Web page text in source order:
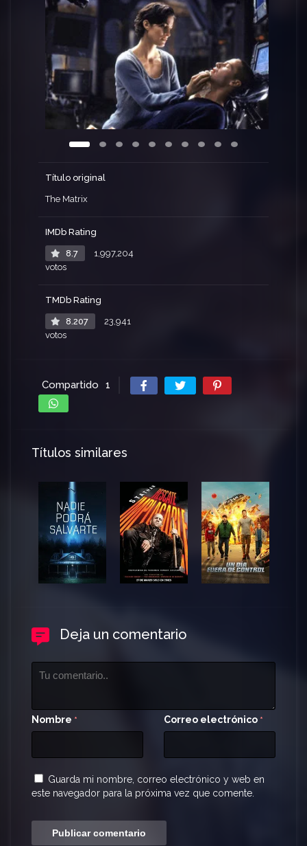
descubrir la respuesta a la pregunta que no le
deja dormir: ¿qué es Matrix?
Título original
The Matrix
IMDb Rating
8.7
1,997,204
votos
TMDb Rating
8.207
23,941
votos
Compartido 1
Títulos similares
Deja un comentario
Nombre * Correo electrónico *
Guarda mi nombre, correo electrónico y web en
este navegador para la próxima vez que comente.